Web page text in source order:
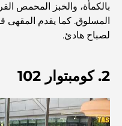
أفضل 7 نوادي
صورها
اكتشف أفضل وجبة
بالكمأة، والخبز المحمص
المسلوق. كما يقدم المقهى
لصباح هادئ.
2. كومبتوار 102